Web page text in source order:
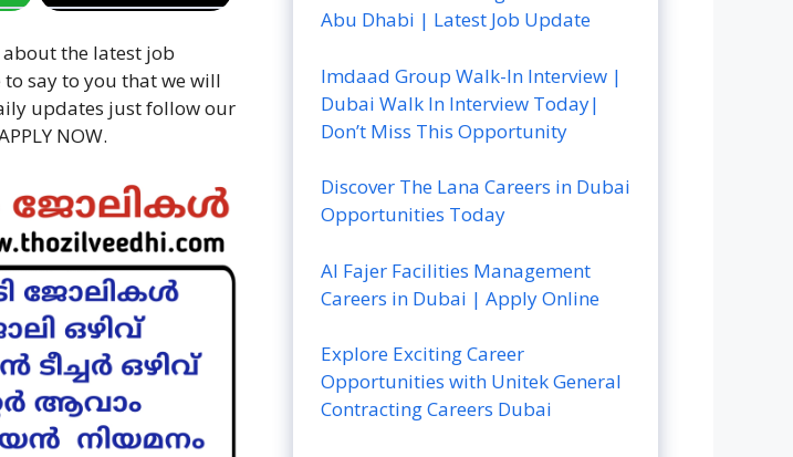
the latest job
say to you that we will
updates just follow our
NOW.
Abu Dhabi | Latest Job Update
Imdaad Group Walk-In Interview |
Dubai Walk In Interview Today|
Don’t Miss This Opportunity
Discover The Lana Careers in Dubai
Opportunities Today
Al Fajer Facilities Management
Careers in Dubai | Apply Online
Explore Exciting Career
Opportunities with Unitek General
Contracting Careers Dubai